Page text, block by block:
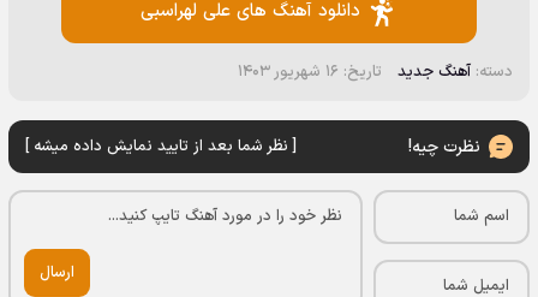
دانلود آهنگ های علی لهراسبی
دسته: آهنگ جدید تاریخ: ۱۶ شهریور ۱۴۰۳
نظرت چیه! [ نظر شما بعد از تایید نمایش داده میشه ]
ارسال